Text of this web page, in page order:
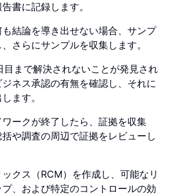
書に記録します。
結論を導き出せない場合、サンプ
さらにサンプルを収集します。
目まで解決されないことが発見され
ネス承認の有無を確認し、それに
ます。
ークが終了したら、証拠を収集
や調査の周辺で証拠をレビューし
クス（RCM）を作成し、可能なリ
、および特定のコントロールの効